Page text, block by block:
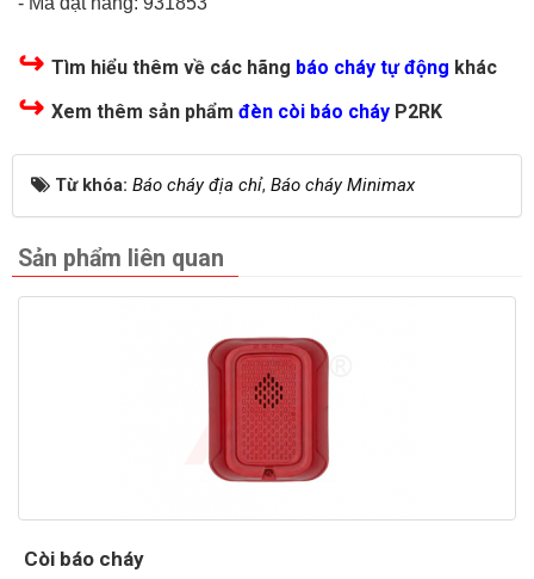
↪ Tìm hiểu thêm về các hãng báo cháy tự động khác
↪ Xem thêm sản phẩm đèn còi báo cháy P2RK
Từ khóa: Báo cháy địa chỉ, Báo cháy Minimax
Sản phẩm liên quan
Còi báo cháy